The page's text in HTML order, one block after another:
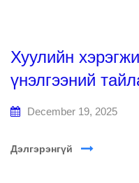
Хуулийн
үнэлгээний
December 19, 2025
Дэлгэрэнгүй